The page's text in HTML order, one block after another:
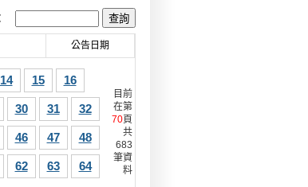
公告日期
14 15 16
30 31 32
46 47 48
62 63 64
目前
在第
70頁
共
683
筆資
料